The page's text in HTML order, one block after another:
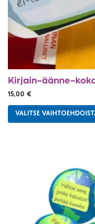
Kirjain-äänne-
15,00 €
VALITSE